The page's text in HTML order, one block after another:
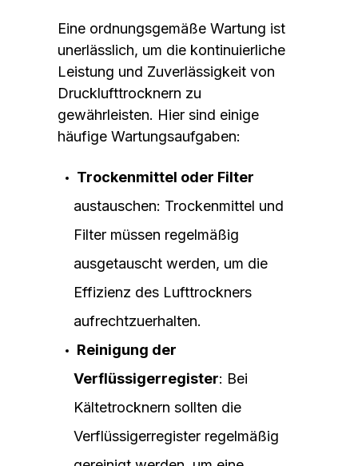
Eine ordnungsgemäße Wartung ist
unerlässlich, um die kontinuierliche
Leistung und Zuverlässigkeit von
Drucklufttrocknern zu
gewährleisten. Hier sind einige
häufige Wartungsaufgaben:
Trockenmittel oder Filter
austauschen: Trockenmittel und
Filter müssen regelmäßig
ausgetauscht werden, um die
Effizienz des Lufttrockners
aufrechtzuerhalten.
Reinigung der
Verflüssigerregister: Bei
Kältetrocknern sollten die
Verflüssigerregister regelmäßig